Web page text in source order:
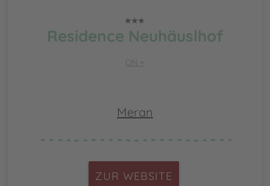
Residence Neuhäuslhof
CIN +
Meran
ZUR WEBSITE